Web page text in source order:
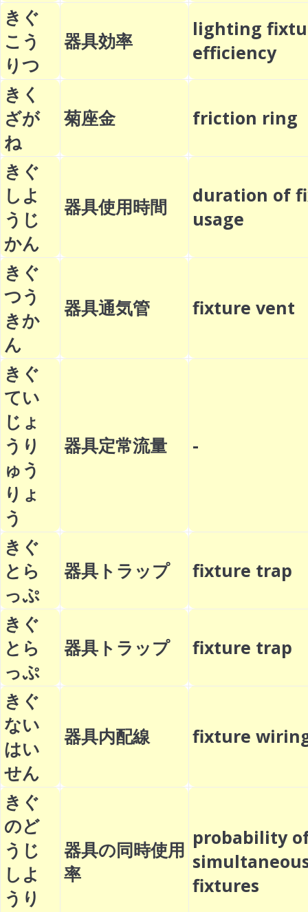
きぐ
こう
りつ
器具効率
lighting
efficiency
きく
ざが
ね
菊座金 friction
きぐ
しよ
うじ
かん
器具使用時間
duration of
usage
きぐ
つう
きか
ん
器具通気管 fixture vent
きぐ
てい
じょ
うり
ゅう
りょ
う
器具定常流量 -
きぐ
とら
っぷ
器具トラップ fixture
きぐ
とら
っぷ
器具トラップ fixture trap
きぐ
ない
はい
せん
器具内配線 fixture
きぐ
のど
うじ
しよ
うり
器具の同時使用
率
probability
fixtures